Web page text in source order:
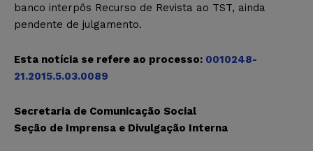
banco interpôs Recurso de Revista ao TST, ainda
pendente de julgamento.
Esta notícia se refere ao processo: 0010248-
21.2015.5.03.0089
Secretaria de Comunicação Social
Seção de Imprensa e Divulgação Interna